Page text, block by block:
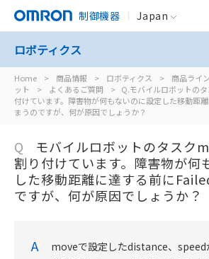
制御機器 Japan
Home > 商品情報 > ロボティクス > 商品ライ
ット
> よくあるご質問 > Q.モバイルロボットの
付けています。障害物が何もないのに設定した移動距
まうのですが、何が原因でしょうか？
ロボティクス
Q
モバイルロボットのタスク
割り付けています。障害物が何
した移動距離に達する前に
ですが、何が原因でしょうか？
A
moveで設定したdistance、speed